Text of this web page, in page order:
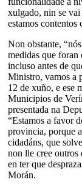
xulgado, nin se
estamos contentos
Non obstante,
medidas que foran
incluso antes de
Ministro, vamos a
12 de xuño, e ese
Municipios de
presentada na
“Estamos a favor
provincia, porque
cidadáns, que
non lle cree outros
en ter que
Morán.